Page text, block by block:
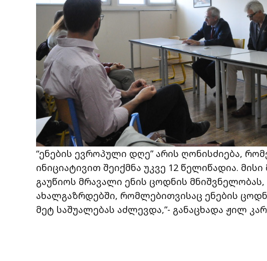
“ენების ევროპული დღე” არის ღონისძიება,
ინიციატივით შეიქმნა უკვე 12 წელიწადია.
გაუწიოს მრავალი ენის ცოდნის
ახალგაზრდებში, რომლებითვისაც ენების
მეტ საშუალებას აძლევდა,”- განაცხადა ჟილ